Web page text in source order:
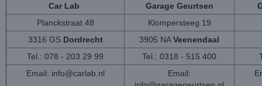
Car Lab Garage Geurtsen
Planckstraat 48
Klompersteeg 19
3316 GS Dordrecht 3905 NAVeenendaal
Tel.: 078 - 203 29 99
Tel.: 0318 - 515 400
Email: info@carlab.nl
Email: